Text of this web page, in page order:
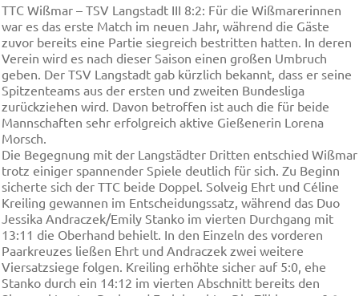
TTC Wißmar – TSV Langstadt III 8:2: Für die Wißmarerinnen
war es das erste Match im neuen Jahr, während die Gäste
zuvor bereits eine Partie siegreich bestritten hatten. In deren
Verein wird es nach dieser Saison einen großen Umbruch
geben. Der TSV Langstadt gab kürzlich bekannt, dass er seine
Spitzenteams aus der ersten und zweiten Bundesliga
zurückziehen wird. Davon betroffen ist auch die für beide
Mannschaften sehr erfolgreich aktive Gießenerin Lorena
Morsch.
Die Begegnung mit der Langstädter Dritten entschied Wißmar
trotz einiger spannender Spiele deutlich für sich. Zu Beginn
sicherte sich der TTC beide Doppel. Solveig Ehrt und Céline
Kreiling gewannen im Entscheidungssatz, während das Duo
Jessika Andraczek/Emily Stanko im vierten Durchgang mit
13:11 die Oberhand behielt. In den Einzeln des vorderen
Paarkreuzes ließen Ehrt und Andraczek zwei weitere
Viersatzsiege folgen. Kreiling erhöhte sicher auf 5:0, ehe
Stanko durch ein 14:12 im vierten Abschnitt bereits den